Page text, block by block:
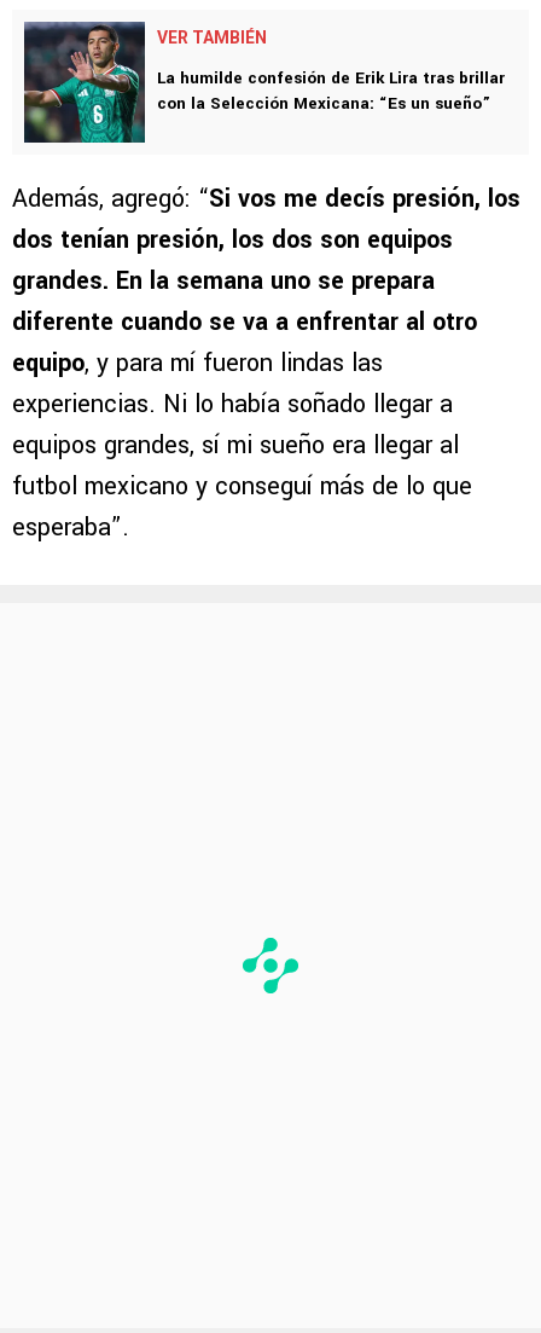
VER TAMBIÉN
La humilde confesión de Erik Lira tras brillar
con la Selección Mexicana: “Es un sueño”
Además, agregó: “Si vos me decís presión, los
dos tenían presión, los dos son equipos
grandes. En la semana uno se prepara
diferente cuando se va a enfrentar al otro
equipo, y para mí fueron lindas las
experiencias. Ni lo había soñado llegar a
equipos grandes, sí mi sueño era llegar al
futbol mexicano y conseguí más de lo que
esperaba”.